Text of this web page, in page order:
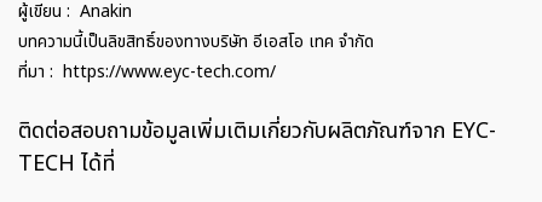
ผู้เขียน : Anakin
บทความนี้เป็นลิขสิทธิ์ของทางบริษัท อีเอสโอ เทค จำกัด
ที่มา : https://www.eyc-tech.com/
ติดต่อสอบถามข้อมูลเพิ่มเติมเกี่ยวกับผลิตภัณฑ์จาก EYC-
TECH ได้ที่